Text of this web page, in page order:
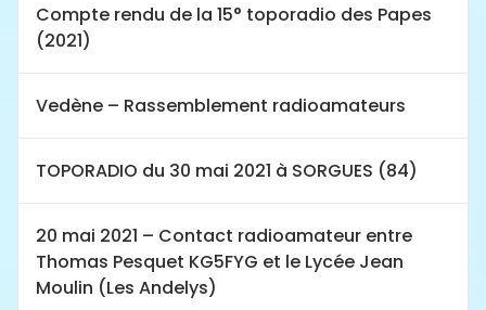
Compte rendu de la 15° toporadio des Papes
(2021)
Vedène – Rassemblement radioamateurs
TOPORADIO du 30 mai 2021 à SORGUES (84)
20 mai 2021 – Contact radioamateur entre
Thomas Pesquet KG5FYG et le Lycée Jean
Moulin (Les Andelys)